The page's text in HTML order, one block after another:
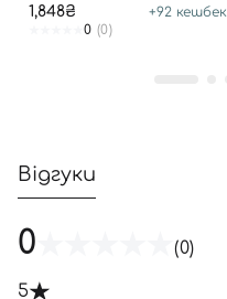
1,848₴ +92 кешбек
0 (0)
Відгуки
0 (0)
5